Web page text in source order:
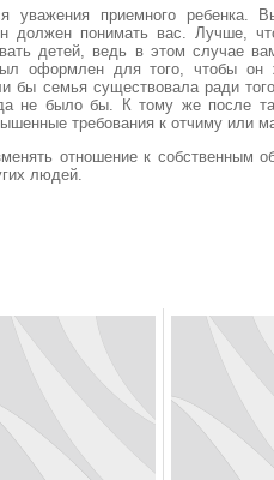
уважения приемного ребенка.
должен понимать вас. Лучше,
детей, ведь в этом случае
оформлен для того, чтобы
бы семья существовала ради
не было бы. К тому же после
требования к отчиму или
отношение к собственным
людей.